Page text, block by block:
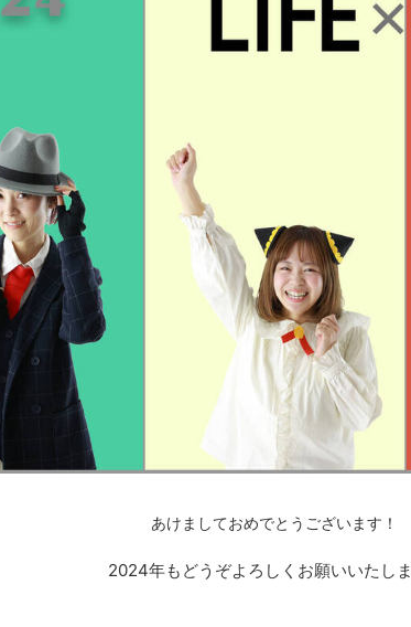
あけましておめでとうございます！
2024年もどうぞよろしくお願いいたし